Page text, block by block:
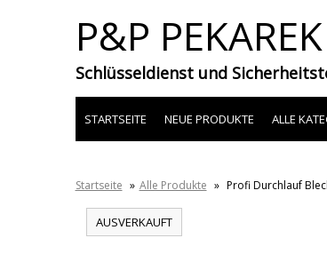
P&P
Schlüsseldienst und
STARTSEITE NEUE PRODUKTE ALLE
Startseite » Alle Produkte » Profi Durchlauf
AUSVERKAUFT